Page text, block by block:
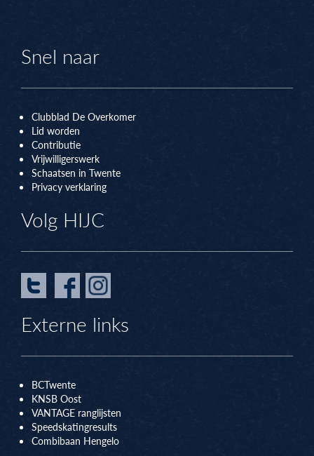
Snel naar
Clubblad De Overkomer
Lid worden
Contributie
Vrijwilligerswerk
Schaatsen in Twente
Privacy verklaring
Volg HIJC
Externe links
BCTwente
KNSB Oost
VANTAGE ranglijsten
Speedskatingresults
Combibaan Hengelo